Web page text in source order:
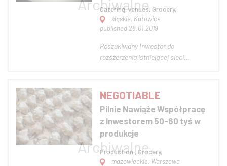
Catering, venues, Grocery,
śląskie, Katowice
published 28.01.2019
Poszukiwany Inwestor do
rozszerzenia istniejącej sieci
systematycznie otwieramy kolejne
punkty, na dzień dzisiejszy posiadamy
punkty w: - Bielsko Biała -
Sosnowiec - Zabrze...
NEGOTIABLE
Pilnie Nawiąże Współpracę
z Inwestorem 50-60 tyś w
produkcje
Production , Grocery,
mazowieckie, Warszawa